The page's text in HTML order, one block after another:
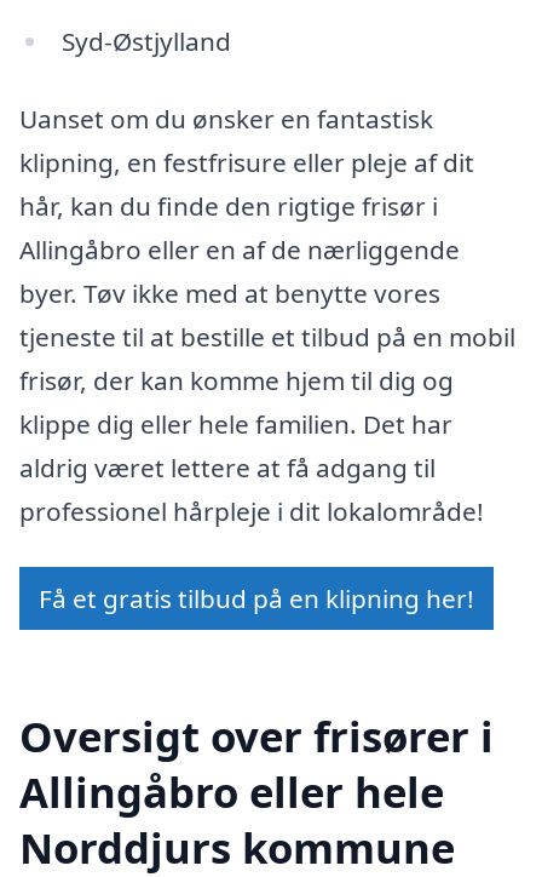
Syd-Østjylland
Uanset om du ønsker en fantastisk
klipning, en festfrisure eller pleje af dit
hår, kan du finde den rigtige frisør i
Allingåbro eller en af de nærliggende
byer. Tøv ikke med at benytte vores
tjeneste til at bestille et tilbud på en mobil
frisør, der kan komme hjem til dig og
klippe dig eller hele familien. Det har
aldrig været lettere at få adgang til
professionel hårpleje i dit lokalområde!
Få et gratis tilbud på en klipning her!
Oversigt over frisører i
Allingåbro eller hele
Norddjurs kommune